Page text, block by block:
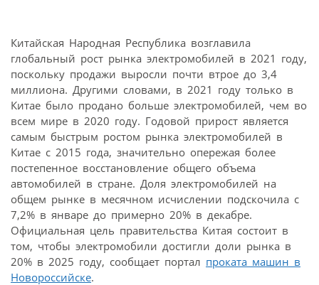
Китайская Народная Республика возглавила
глобальный рост рынка электромобилей в 2021 году,
поскольку продажи выросли почти втрое до 3,4
миллиона. Другими словами, в 2021 году только в
Китае было продано больше электромобилей, чем во
всем мире в 2020 году. Годовой прирост является
самым быстрым ростом рынка электромобилей в
Китае с 2015 года, значительно опережая более
постепенное восстановление общего объема
автомобилей в стране. Доля электромобилей на
общем рынке в месячном исчислении подскочила с
7,2% в январе до примерно 20% в декабре.
Официальная цель правительства Китая состоит в
том, чтобы электромобили достигли доли рынка в
20% в 2025 году, сообщает портал проката машин в
Новороссийске.